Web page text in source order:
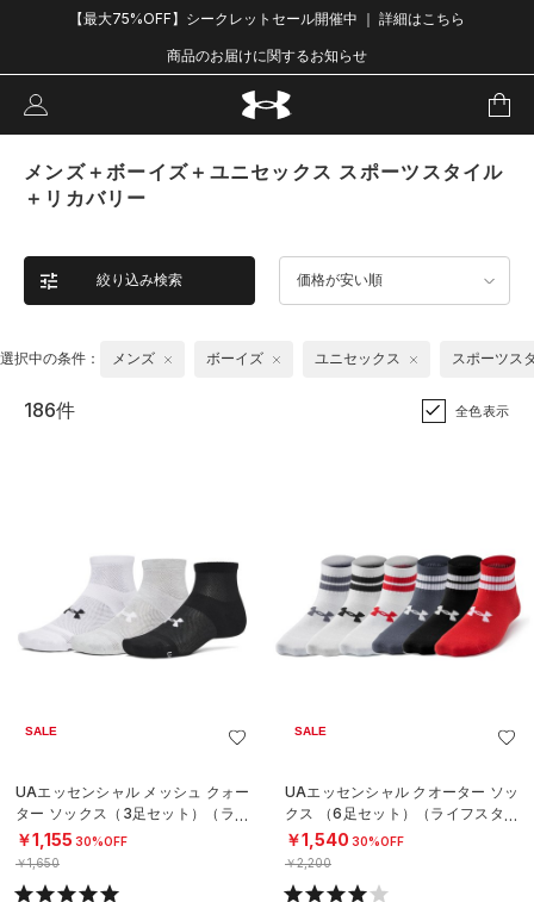
【最大75%OFF】シークレットセール開催中 ｜ 詳細はこちら
商品のお届けに関するお知らせ
メンズ＋ボーイズ＋ユニセックス スポーツスタイル
＋リカバリー
絞り込み検索 価格が安い順
選択中の条件： メンズ ボーイズ ユニセックス スポーツス
186件 全色表示
SALE
UAエッセンシャル メッシュ クォー
ター ソックス（3足セット）（ライ
フスタイル/UNISEX）
￥1,155 30%OFF
￥1,650
SALE
UAエッセンシャル クオーター ソッ
クス （6足セット）（ライフスタイ
ル/KIDS）
￥1,540 30%OFF
￥2,200